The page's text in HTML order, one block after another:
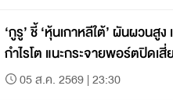
‘กูรู’ ชี้ ‘หุ้นเกาหลีใต้’ ผันผวนสูง
กำไรโต แนะกระจายพอร์ตปิดเสี่
05 ส.ค. 2569 | 23:30